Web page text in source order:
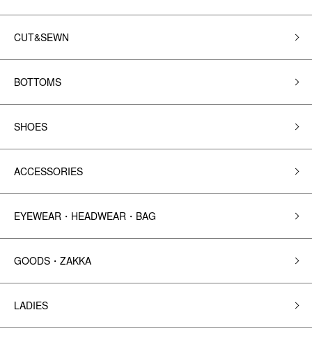
CUT&SEWN
BOTTOMS
SHOES
ACCESSORIES
EYEWEAR・HEADWEAR・BAG
GOODS・ZAKKA
LADIES